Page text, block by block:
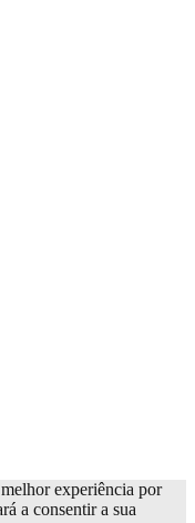
experiência por
a consentir a sua